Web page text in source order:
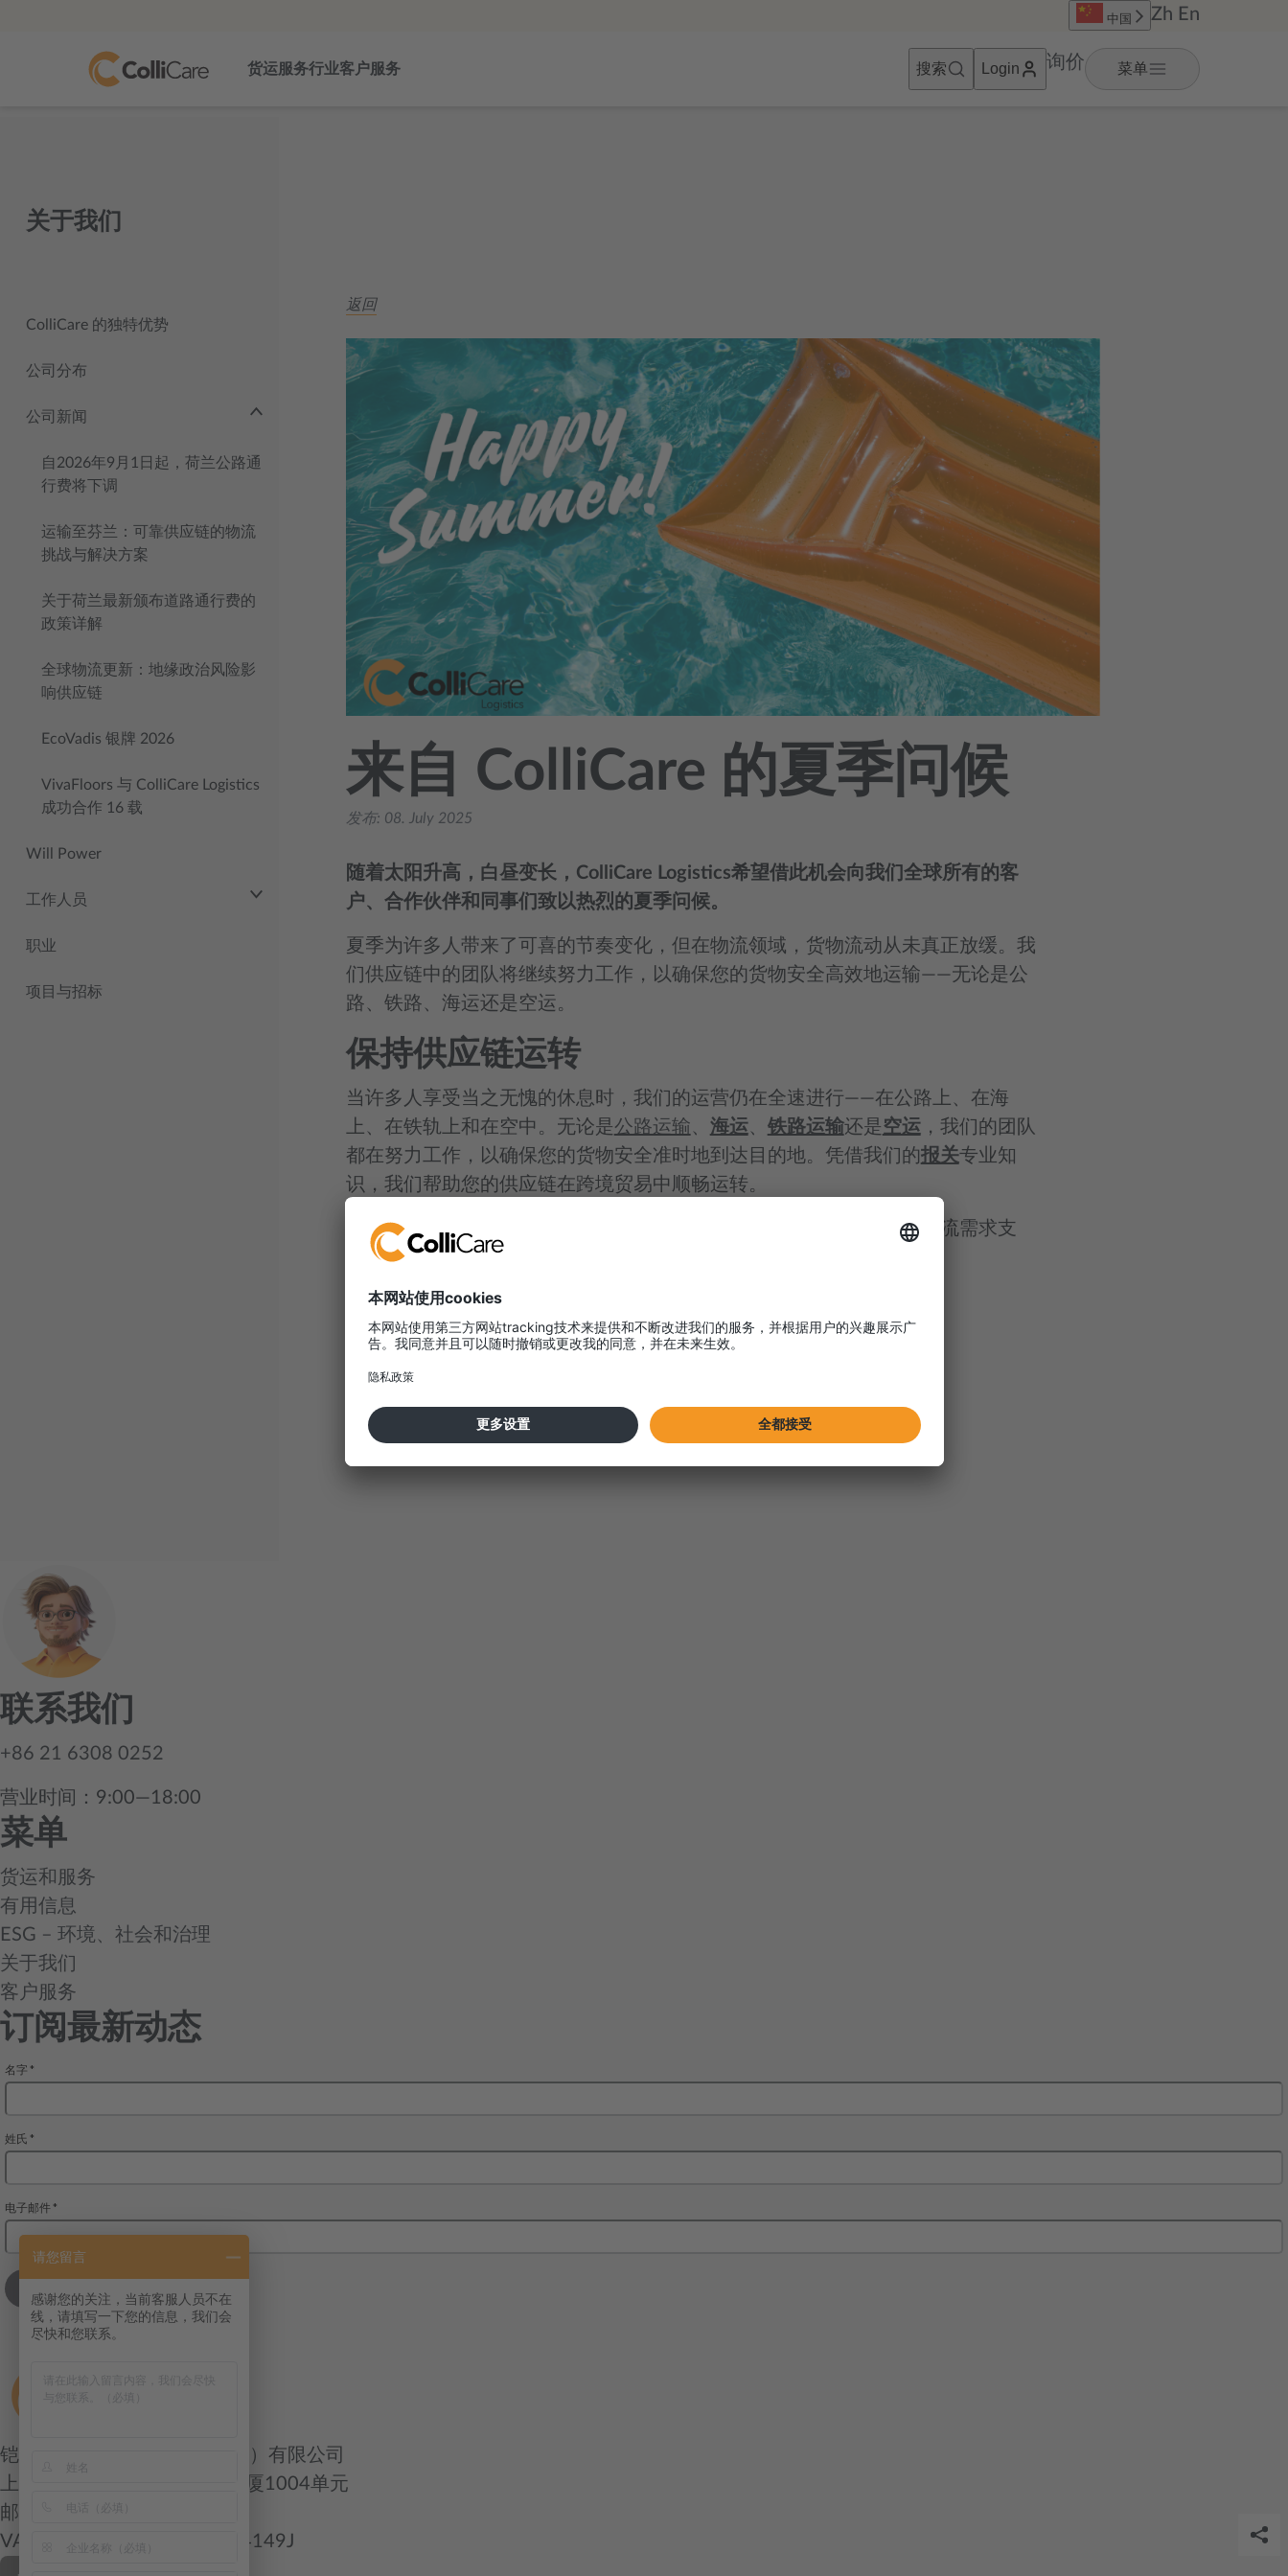
货运服务行业客户服务 搜索 Login 询价 菜单
中国 Zh En
关于我们
ColliCare 的独特优势
公司分布
公司新闻
自2026年9月1日起，荷兰公路通
行费将下调
运输至芬兰：可靠供应链的物流
挑战与解决方案
关于荷兰最新颁布道路通行费的
政策详解
全球物流更新：地缘政治风险影
响供应链
EcoVadis 银牌 2026
VivaFloors 与 ColliCare Logistics
成功合作 16 载
Will Power
工作人员
职业
项目与招标
返回
来自 ColliCare 的夏季问候
发布: 08. July 2025
随着太阳升高，白昼变长，ColliCare Logistics希望借此机会向我们全球所有的客
户、合作伙伴和同事们致以热烈的夏季问候。
夏季为许多人带来了可喜的节奏变化，但在物流领域，货物流动从未真正放缓。我
们供应链中的团队将继续努力工作，以确保您的货物安全高效地运输——无论是公
路、铁路、海运还是空运。
保持供应链运转
当许多人享受当之无愧的休息时，我们的运营仍在全速进行——在公路上、在海
上、在铁轨上和在空中。无论是公路运输、 海运、 铁路运输还是空运，我们的团队
都在努力工作，以确保您的货物安全准时地到达目的地。凭借我们的报关专业知
识，我们帮助您的供应链在跨境贸易中顺畅运转。
感谢您一直以来的信任与合作。我们期待在整个夏季及以后为您提供物流需求支
持。
祝您度过一个安全而成功的夏天！
ColliCare 物流团队
联系我们
+86 21 6308 0252
营业时间：9:00—18:00
菜单
货运和服务
有用信息
ESG – 环境、社会和治理
关于我们
客户服务
订阅最新动态
铠瑞凯尔国际货运代理（上海）有限公司
上海浙江中路400号春申江大厦1004单元
邮编：200001
VAT/Org.: 91310000583484149J
请您留言
感谢您的关注，当前客服人员不在
线，请填写一下您的信息，我们会
尽快和您联系。